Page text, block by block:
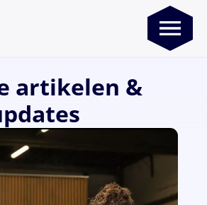
artikelen &